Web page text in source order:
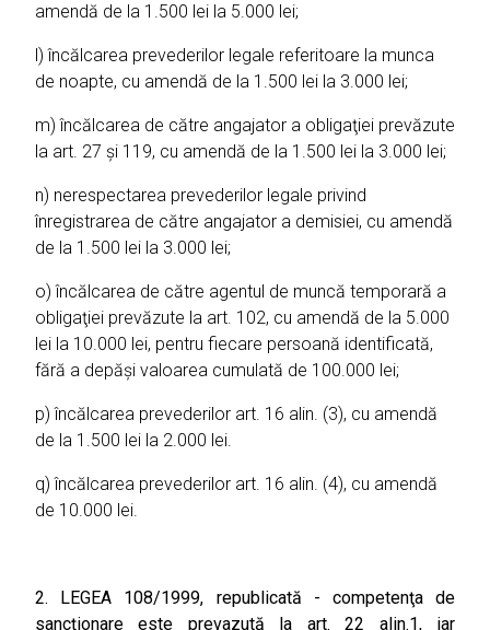
amendă de la 1.500 lei la 5.000 lei;
l) încălcarea prevederilor legale referitoare la munca
de noapte, cu amendă de la 1.500 lei la 3.000 lei;
m) încălcarea de către angajator a obligaţiei prevăzute
la art. 27 şi 119, cu amendă de la 1.500 lei la 3.000 lei;
n) nerespectarea prevederilor legale privind
înregistrarea de către angajator a demisiei, cu amendă
de la 1.500 lei la 3.000 lei;
o) încălcarea de către agentul de muncă temporară a
obligaţiei prevăzute la art. 102, cu amendă de la 5.000
lei la 10.000 lei, pentru fiecare persoană identificată,
fără a depăşi valoarea cumulată de 100.000 lei;
p) încălcarea prevederilor art. 16 alin. (3), cu amendă
de la 1.500 lei la 2.000 lei.
q) încălcarea prevederilor art. 16 alin. (4), cu amendă
de 10.000 lei.
2. LEGEA 108/1999, republicată - competenţa de
sancţionare este prevazută la art. 22 alin.1, iar